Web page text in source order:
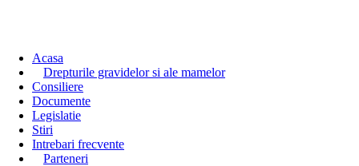
Acasa
Drepturile gravidelor si ale mamelor
Consiliere
Documente
Legislatie
Stiri
Intrebari frecvente
Parteneri